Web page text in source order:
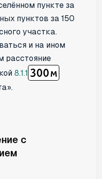
пункте за
пунктов за 150
участка.
и на ином
расстояние
8.1.1
с